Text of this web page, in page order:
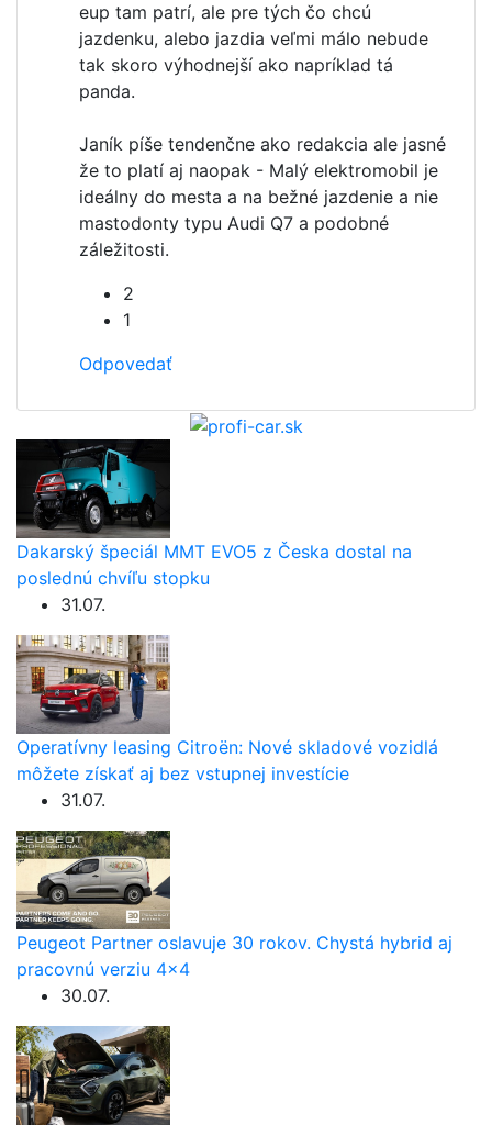
eup tam patrí, ale pre tých čo chcú
jazdenku, alebo jazdia veľmi málo nebude
tak skoro výhodnejší ako napríklad tá
panda.
Janík píše tendenčne ako redakcia ale jasné
že to platí aj naopak - Malý elektromobil je
ideálny do mesta a na bežné jazdenie a nie
mastodonty typu Audi Q7 a podobné
záležitosti.
2
1
Odpovedať
Dakarský špeciál MMT EVO5 z Česka dostal na
poslednú chvíľu stopku
31.07.
Operatívny leasing Citroën: Nové skladové vozidlá
môžete získať aj bez vstupnej investície
31.07.
Peugeot Partner oslavuje 30 rokov. Chystá hybrid aj
pracovnú verziu 4×4
30.07.